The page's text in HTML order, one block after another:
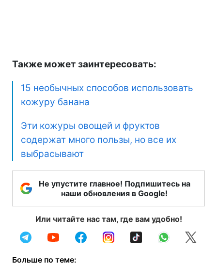
Также может заинтересовать:
15 необычных способов использовать
кожуру банана
Эти кожуры овощей и фруктов
содержат много пользы, но все их
выбрасывают
Не упустите главное! Подпишитесь на
наши обновления в Google!
Или читайте нас там, где вам удобно!
Больше по теме: